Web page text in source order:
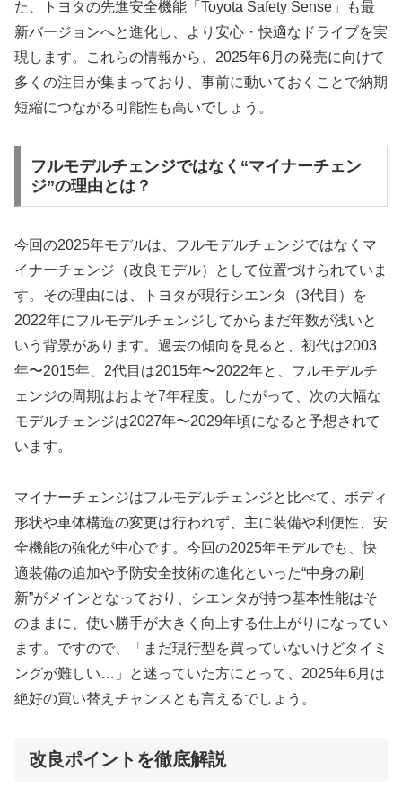
た、トヨタの先進安全機能「Toyota Safety Sense」も最
新バージョンへと進化し、より安心・快適なドライブを実
現します。これらの情報から、2025年6月の発売に向けて
多くの注目が集まっており、事前に動いておくことで納期
短縮につながる可能性も高いでしょう。
フルモデルチェンジではなく“マイナーチェン
ジ”の理由とは？
今回の2025年モデルは、フルモデルチェンジではなくマ
イナーチェンジ（改良モデル）として位置づけられていま
す。その理由には、トヨタが現行シエンタ（3代目）を
2022年にフルモデルチェンジしてからまだ年数が浅いと
いう背景があります。過去の傾向を見ると、初代は2003
年〜2015年、2代目は2015年〜2022年と、フルモデルチ
ェンジの周期はおよそ7年程度。したがって、次の大幅な
モデルチェンジは2027年〜2029年頃になると予想されて
います。
マイナーチェンジはフルモデルチェンジと比べて、ボディ
形状や車体構造の変更は行われず、主に装備や利便性、安
全機能の強化が中心です。今回の2025年モデルでも、快
適装備の追加や予防安全技術の進化といった“中身の刷
新”がメインとなっており、シエンタが持つ基本性能はそ
のままに、使い勝手が大きく向上する仕上がりになってい
ます。ですので、「まだ現行型を買っていないけどタイミ
ングが難しい…」と迷っていた方にとって、2025年6月は
絶好の買い替えチャンスとも言えるでしょう。
改良ポイントを徹底解説